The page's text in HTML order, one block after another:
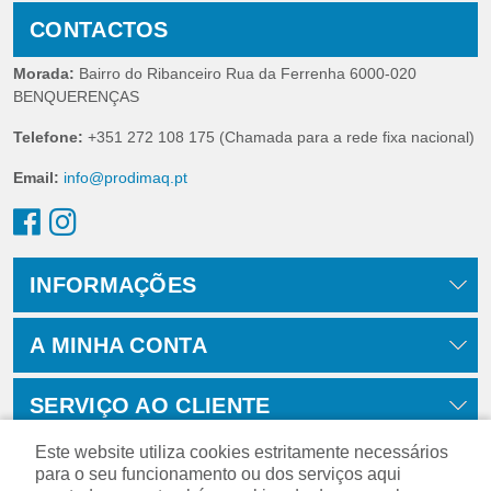
CONTACTOS
Morada: Bairro do Ribanceiro Rua da Ferrenha 6000-020
BENQUERENÇAS
Telefone: +351 272 108 175 (Chamada para a rede fixa nacional)
Email: info@prodimaq.pt
INFORMAÇÕES
A MINHA CONTA
SERVIÇO AO CLIENTE
Este website utiliza cookies estritamente necessários
para o seu funcionamento ou dos serviços aqui